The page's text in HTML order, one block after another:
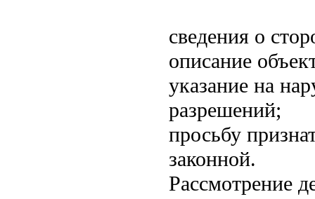
сведения о
описание
указание на
разрешений;
просьбу
законной.
Рассмотрение